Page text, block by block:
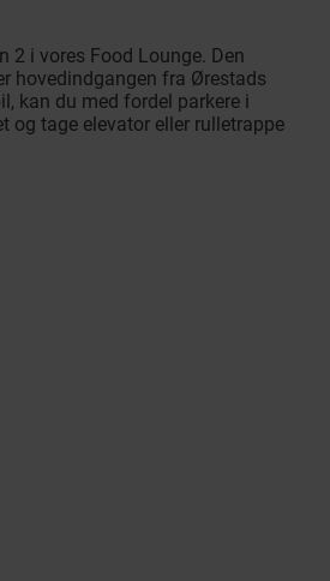
2 i vores Food Lounge. Den
hovedindgangen fra Ørestads
kan du med fordel parkere i
og tage elevator eller rulletrappe